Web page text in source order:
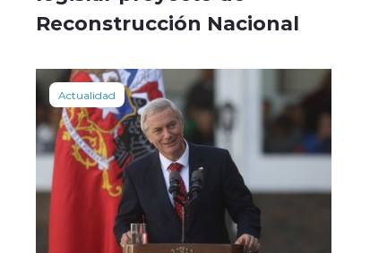
Reconstrucción Nacional
Actualidad